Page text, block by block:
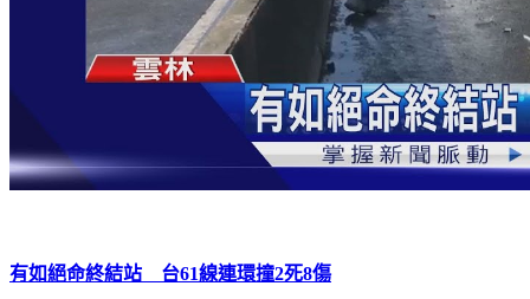
有如絕命終結站 台61線連環撞2死8傷